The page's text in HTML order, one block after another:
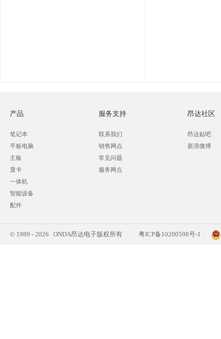
产品
笔记本
平板电脑
主板
显卡
一体机
智能设备
配件
服务支持
联系我们
销售网点
常见问题
服务网点
昂达社区
昂达贴吧
新浪微博
© 1989 - 2026 ONDA昂达电子版权所有 粤ICP备10200598号-1